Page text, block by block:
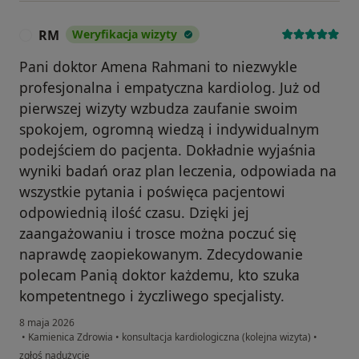
RM Weryfikacja wizyty
Pani doktor Amena Rahmani to niezwykle
profesjonalna i empatyczna kardiolog. Już od
pierwszej wizyty wzbudza zaufanie swoim
spokojem, ogromną wiedzą i indywidualnym
podejściem do pacjenta. Dokładnie wyjaśnia
wyniki badań oraz plan leczenia, odpowiada na
wszystkie pytania i poświęca pacjentowi
odpowiednią ilość czasu. Dzięki jej
zaangażowaniu i trosce można poczuć się
naprawdę zaopiekowanym. Zdecydowanie
polecam Panią doktor każdemu, kto szuka
kompetentnego i życzliwego specjalisty.
8 maja 2026
• Kamienica Zdrowia • konsultacja kardiologiczna (kolejna wizyta) •
w opinii użytkownika RM
zgłoś nadużycie